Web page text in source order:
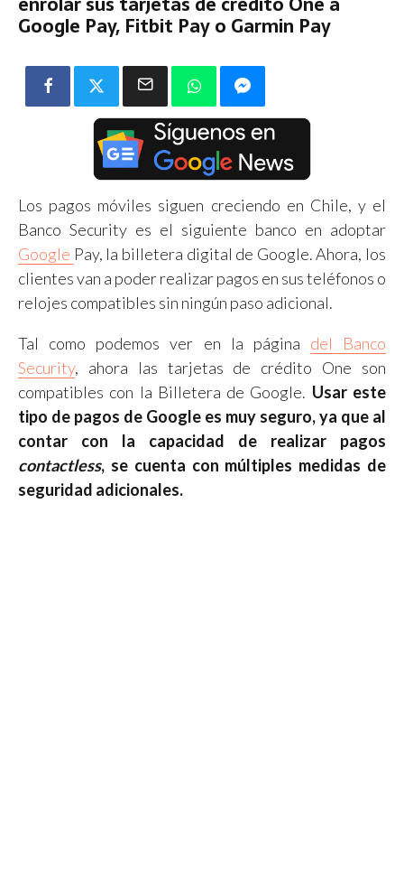
Google Pay, Fitbit Pay o Garmin Pay
Los pagos móviles siguen creciendo en Chile, y el
Banco Security es el siguiente banco en adoptar
Google Pay, la billetera digital de Google. Ahora, los
clientes van a poder realizar pagos en sus teléfonos o
relojes compatibles sin ningún paso adicional.
Tal como podemos ver en la página del Banco
Security, ahora las tarjetas de crédito One son
compatibles con la Billetera de Google. Usar este
tipo de pagos de Google es muy seguro, ya que al
contar con la capacidad de realizar pagos
contactless, se cuenta con múltiples medidas de
seguridad adicionales.